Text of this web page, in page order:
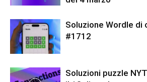
Soluzione Wordle di
#1712
Soluzioni puzzle